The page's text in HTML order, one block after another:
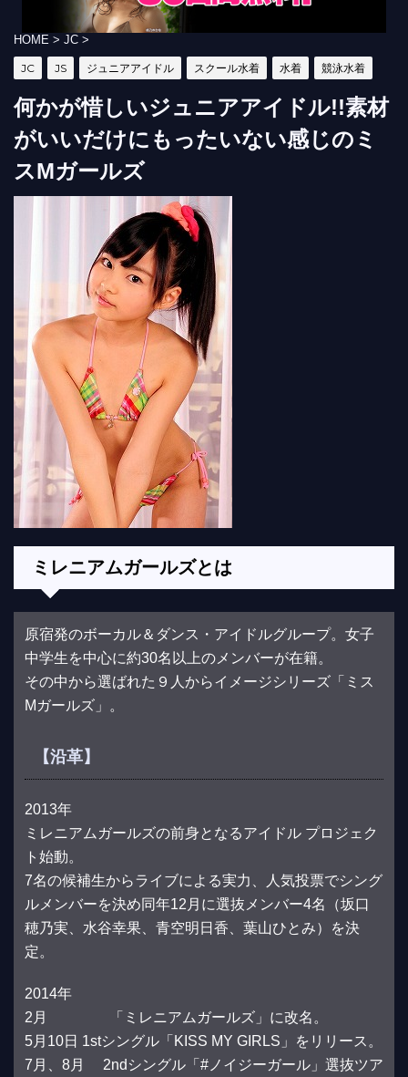
HOME > JC >
JC JS ジュニアアイドル スクール水着 水着 競泳水着
何かが惜しいジュニアアイドル!!素材
がいいだけにもったいない感じのミ
スMガールズ
ミレニアムガールズとは
原宿発のボーカル＆ダンス・アイドルグループ。女子
中学生を中心に約30名以上のメンバーが在籍。
その中から選ばれた９人からイメージシリーズ「ミス
Mガールズ」。
【沿革】
2013年
ミレニアムガールズの前身となるアイドル プロジェク
ト始動。
7名の候補生からライブによる実力、人気投票でシング
ルメンバーを決め同年12月に選抜メンバー4名（坂口
穂乃実、水谷幸果、青空明日香、葉山ひとみ）を決
定。
2014年
2月 「ミレニアムガールズ」に改名。
5月10日 1stシングル「KISS MY GIRLS」をリリース。
7月、8月 2ndシングル「#ノイジーガール」選抜ツア